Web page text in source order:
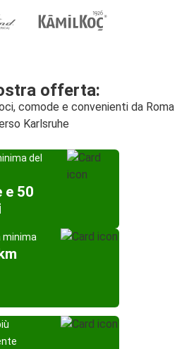
offerta:
comode e convenienti da Roma
Karlsruhe
del
e 50
minima